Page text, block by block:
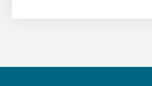
Laat uw gegevens achter